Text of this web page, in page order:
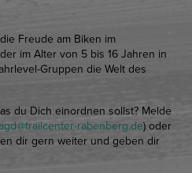
Freude am Biken im
im Alter von 5 bis 16 Jahren in
Gruppen die Welt des
du Dich einordnen sollst? Melde
@trailcenter-rabenberg.de) oder
dir gern weiter und geben dir